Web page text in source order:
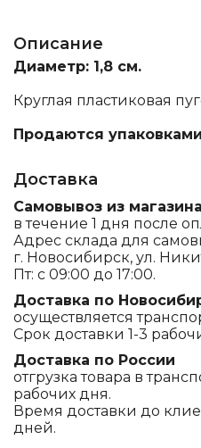
Описание
Диаметр: 1,8 см.
Круглая пластиковая
Продаются
Доставка
Самовывоз из магазина
в течение 1 дня после
Адрес склада для
г. Новосибирск, ул.
Пт: с 09:00 до 17:00.
Доставка по
осуществляется
Срок доставки 1-3
Доставка по России
отгрузка товара в
рабочих дня.
Время доставки до
дней.